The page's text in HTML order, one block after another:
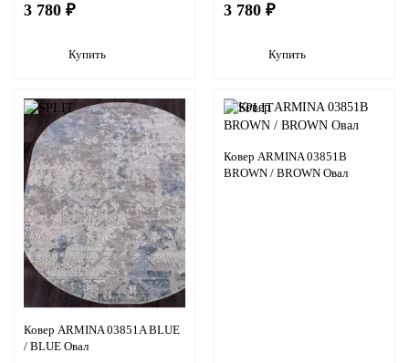
3 780 ₽
Купить
3 780 ₽
Купить
Ковер ARMINA 03851A BLUE
/ BLUE Овал
Ковер ARMINA 03851B
BROWN / BROWN Овал